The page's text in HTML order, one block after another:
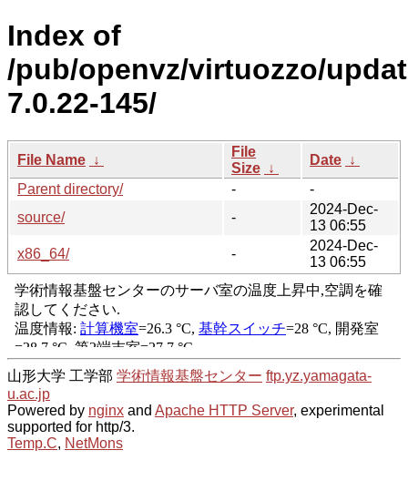
Index of
/pub/openvz/virtuozzo/
7.0.22-145/
File Name ↓
File
Size ↓
Date ↓
Parent directory/
-
-
source/
-
2024-Dec-
13 06:55
x86_64/
-
2024-Dec-
13 06:55
山形大学 工学部 学術情報基盤センター ftp.yz.yamagata-
u.ac.jp
Powered by nginx and Apache HTTP Server, experimental
supported for http/3.
Temp.C, NetMons